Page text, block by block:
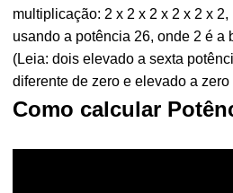
multiplicação: 2 x 2 x 2 x 2 x 2 x
usando a potência 26, onde 2 é a
(Leia: dois elevado a sexta
diferente de zero e elevado a zero
Como calcular